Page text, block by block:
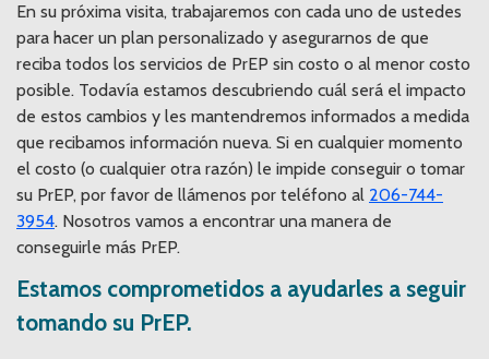
En su próxima visita, trabajaremos con cada uno de ustedes
para hacer un plan personalizado y asegurarnos de que
reciba todos los servicios de PrEP sin costo o al menor costo
posible. Todavía estamos descubriendo cuál será el impacto
de estos cambios y les mantendremos informados a medida
que recibamos información nueva. Si en cualquier momento
el costo (o cualquier otra razón) le impide conseguir o tomar
su PrEP, por favor de llámenos por teléfono al 206-744-
3954. Nosotros vamos a encontrar una manera de
conseguirle más PrEP.
Estamos comprometidos a ayudarles a seguir
tomando su PrEP.